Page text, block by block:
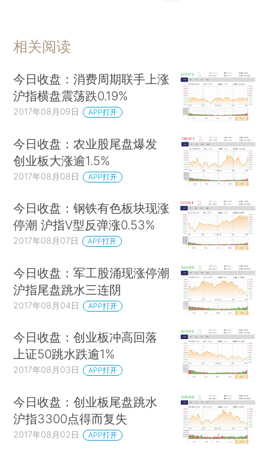
相关阅读
今日收盘：消费周期联手上涨
沪指横盘震荡跌0.19%
2017年08月09日 APP打开
今日收盘：农业股尾盘爆发
创业板大涨逾1.5%
2017年08月08日 APP打开
今日收盘：钢铁有色板块现涨
停潮 沪指V型反弹涨0.53%
2017年08月07日 APP打开
今日收盘：军工股涌现涨停潮
沪指尾盘跳水三连阴
2017年08月04日 APP打开
今日收盘：创业板冲高回落
上证50跳水跌逾1%
2017年08月03日 APP打开
今日收盘：创业板尾盘跳水
沪指3300点得而复失
2017年08月02日 APP打开